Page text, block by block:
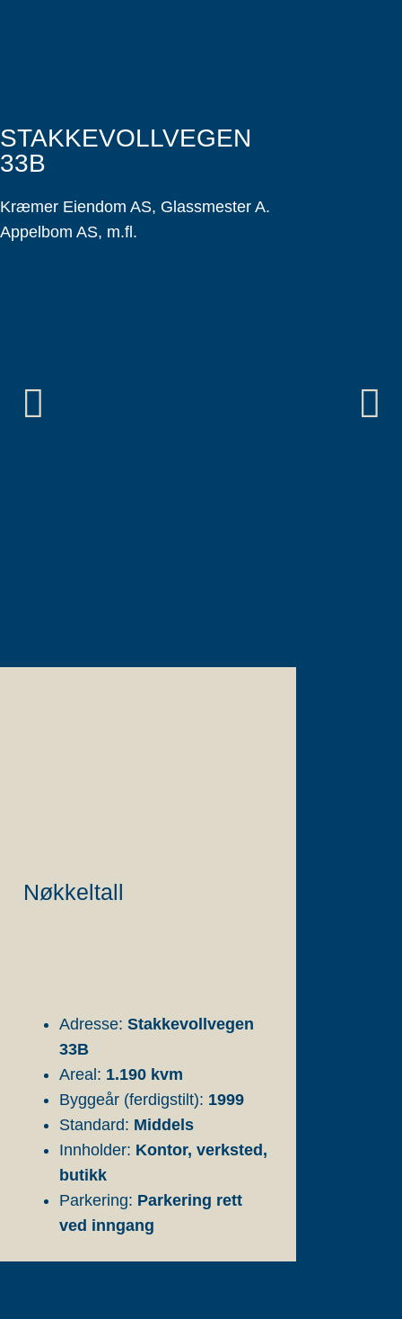
STAKKEVOLLVEGEN
33B
Kræmer Eiendom AS, Glassmester A.
Appelbom AS, m.fl.
Nøkkeltall
Adresse: Stakkevollvegen
33B
Areal: 1.190 kvm
Byggeår (ferdigstilt): 1999
Standard: Middels
Innholder: Kontor, verksted,
butikk
Parkering: Parkering rett
ved inngang